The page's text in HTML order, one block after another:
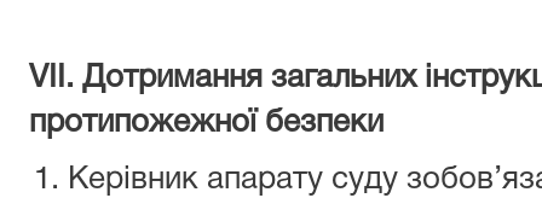
VІІ. Дотримання загальних
протипожежної безпеки
Керівник апарату суду